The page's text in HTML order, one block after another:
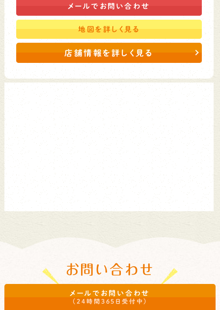
メールでお問い合わせ
（24時間365日受付中）
メールで お問い合わせ
地図を詳しく見る
店舗情報を詳しく見る
お問い合わせ
些細なことでも気になることがあれば、お気軽にお問い合わせく